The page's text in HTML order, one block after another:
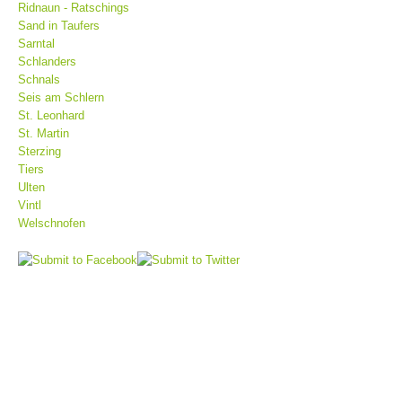
Bergrettungsstellen
Ridnaun - Ratschings
Sand in Taufers
Sarntal
Schlanders
Schnals
Seis am Schlern
St. Leonhard
St. Martin
Sterzing
Tiers
Ulten
Vintl
Welschnofen